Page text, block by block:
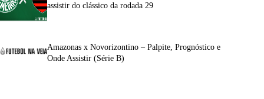
assistir do clássico da rodada 29
Amazonas x Novorizontino – Palpite, Prognóstico e
Onde Assistir (Série B)